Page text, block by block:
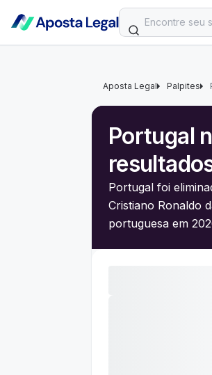
Aposta Legal Palpites
Portugal
Portugal foi
Cristiano Ronaldo
portuguesa em